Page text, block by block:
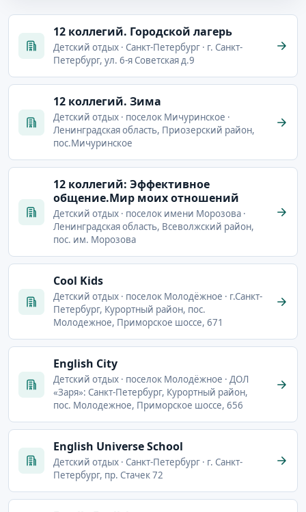
12 коллегий. Городской лагерь
Детский отдых · Санкт-Петербург · г. Санкт-
Петербург, ул. 6-я Советская д.9
12 коллегий. Зима
Детский отдых · поселок Мичуринское ·
Ленинградская область, Приозерский район,
пос.Мичуринское
12 коллегий: Эффективное
общение.Мир моих отношений
Детский отдых · поселок имени Морозова ·
Ленинградская область, Всеволжский район,
пос. им. Морозова
Cool Kids
Детский отдых · поселок Молодёжное · г.Санкт-
Петербург, Курортный район, пос.
Молодежное, Приморское шоссе, 671
English City
Детский отдых · поселок Молодёжное · ДОЛ
«Заря»: Санкт-Петербург, Курортный район,
пос. Молодежное, Приморское шоссе, 656
English Universe School
Детский отдых · Санкт-Петербург · г. Санкт-
Петербург, пр. Стачек 72